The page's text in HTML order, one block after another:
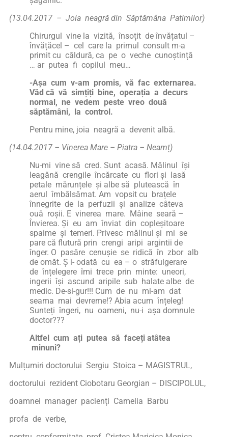
(13.04.2017 – Joia neagră din Săptămâna Patimilor)
Chirurgul vine la vizită, însoțit de învățatul –
învățăcel – cel care la primul consult m-a
primit cu căldură, ca pe o veche cunoștință
… ar putea fi copilul meu…
-Așa cum v-am promis, vă fac externarea.
Văd că vă simțiți bine, operația a decurs
normal, ne vedem peste vreo două
săptămâni, la control.
Pentru mine, joia neagră a devenit albă.
(14.04.2017 – Vinerea Mare – Piatra – Neamț)
Nu-mi vine să cred. Sunt acasă. Mălinul își
leagănă crengile încărcate cu flori și lasă
petale mărunțele și albe să plutească în
aerul îmbălsămat. Am vopsit cu brațele
înnegrite de la perfuzii și analize câteva
ouă roșii. E vinerea mare. Mâine seară –
Învierea. Și eu am înviat din copleșitoare
spaime și temeri. Privesc mălinul și mi se
pare că flutură prin crengi aripi argintii de
înger. O pasăre cenușie se ridică în zbor alb
de omăt. Ș i- odată cu ea – o străfulgerare
de înțelegere îmi trece prin minte: uneori,
ingerii își ascund aripile sub halate albe de
medic. De-si-gur!!! Cum de nu mi-am dat
seama mai devreme!? Abia acum înțeleg!
Sunteți îngeri, nu oameni, nu-i așa domnule
doctor???
Altfel cum ați putea să faceți atâtea
minuni?
Mulțumiri doctorului Sergiu Stoica – MAGISTRUL,
doctorului rezident Ciobotaru Georgian – DISCIPOLUL,
doamnei manager pacienți Camelia Barbu
profa de verbe,